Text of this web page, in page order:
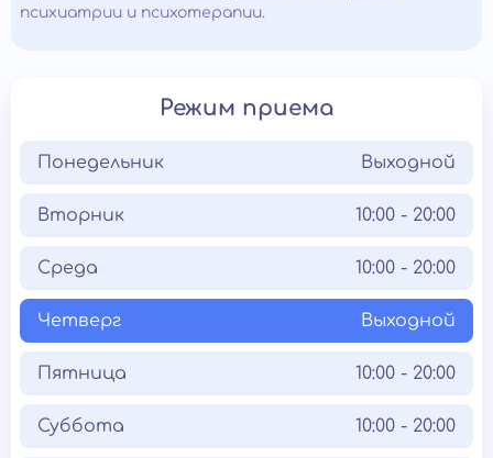
психиатрии и психотерапии.
Режим приема
Понедельник Выходной
Вторник 10:00 - 20:00
Среда 10:00 - 20:00
Четверг Выходной
Пятница 10:00 - 20:00
Суббота 10:00 - 20:00